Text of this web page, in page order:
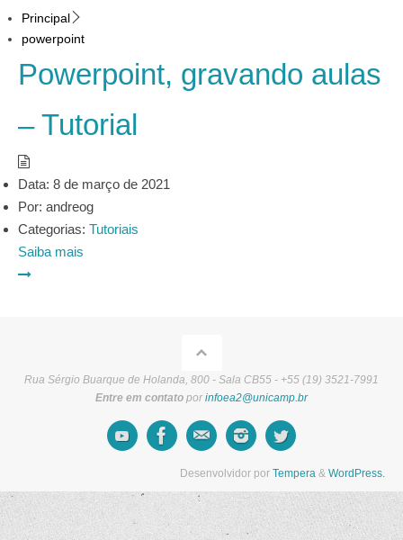
Principal
powerpoint
Powerpoint, gravando aulas
– Tutorial
Data: 8 de março de 2021
Por: andreog
Categorias: Tutoriais
Saiba mais
Rua Sérgio Buarque de Holanda, 800 - Sala CB55 - +55 (19) 3521-7991
Entre em contato por infoea2@unicamp.br
Desenvolvidor por Tempera & WordPress.